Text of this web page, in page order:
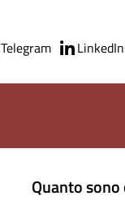
Telegram LinkedIn
Quanto